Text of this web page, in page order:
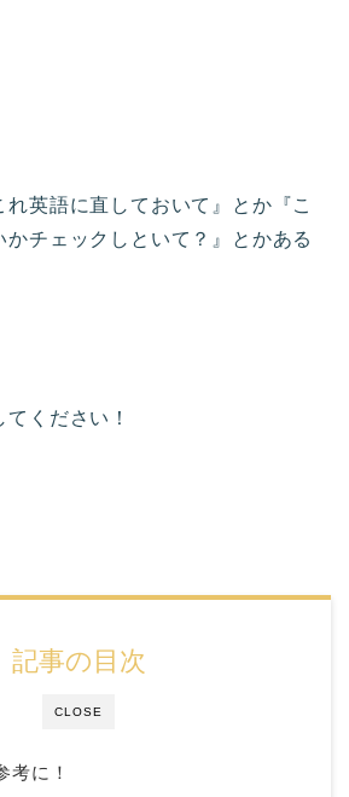
英語に直しておいて』とか『こ
チェックしといて？』とかある
ください！
CLOSE
記事の目次
考に！